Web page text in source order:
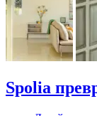
Spolia